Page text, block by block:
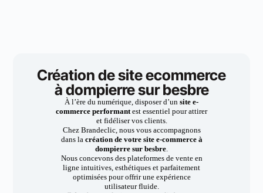
Création de site ecommerce
à dompierre sur besbre
À l’ère du numérique, disposer d’un site e-
commerce performantest essentiel pour attirer
et fidéliser vos clients.
Chez Brandeclic, nous vous accompagnons
dans la création de votre site e-commerce à
dompierre sur besbre.
Nous concevons des plateformes de vente en
ligne intuitives, esthétiques et parfaitement
optimisées pour offrir une expérience
utilisateur fluide.